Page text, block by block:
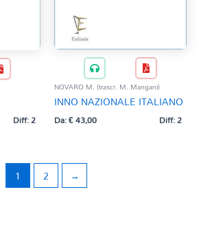
Diff: 2
NOVARO M. (trascr. M. Mangani)
INNO NAZIONALE ITALIANO
Da:€43,00 Diff: 2
1 2 →